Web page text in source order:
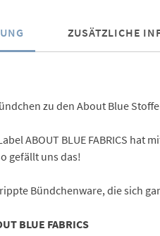
ZUSÄTZLICHE
zu den About Blue
ABOUT BLUE FABRICS
gefällt uns das!
Bündchenware, die sich
BLUE FABRICS